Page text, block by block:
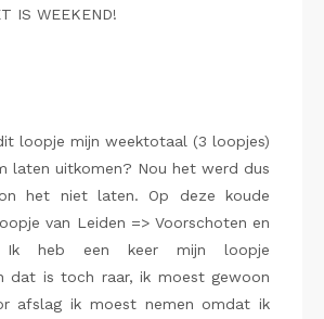
IS WEEKEND!
loopje mijn weektotaal (3 loopjes)
laten uitkomen? Nou het werd dus
het niet laten. Op deze koude
van Leiden => Voorschoten en
Ik heb een keer mijn loopje
dat is toch raar, ik moest gewoon
afslag ik moest nemen omdat ik